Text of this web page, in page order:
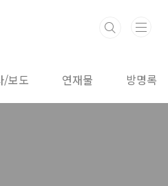
/보도 연재물 방명록